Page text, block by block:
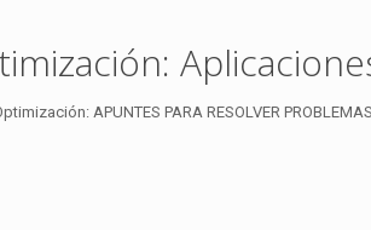
APUNTES PARA RESOLVER